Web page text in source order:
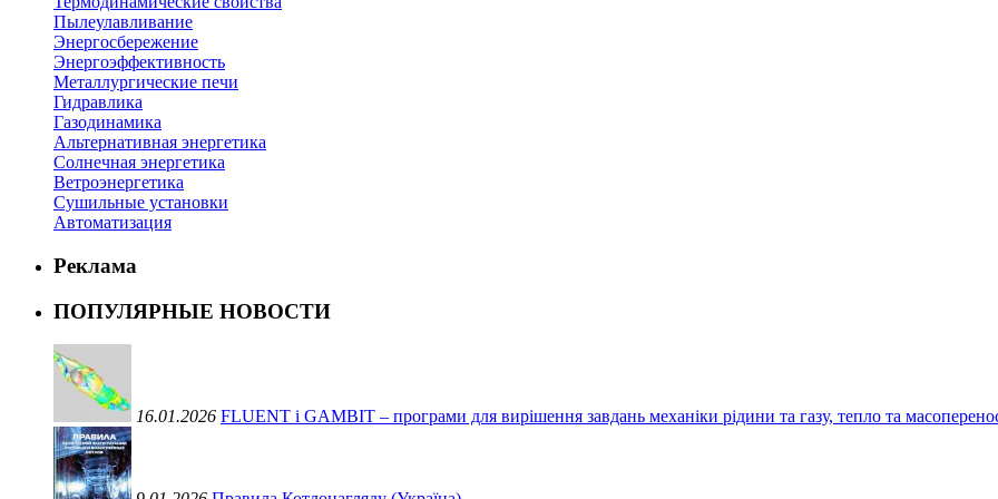
Пылеулавливание
Энергосбережение
Энергоэффективность
Металлургические печи
Гидравлика
Газодинамика
Альтернативная энергетика
Солнечная энергетика
Ветроэнергетика
Сушильные установки
Автоматизация
Реклама
ПОПУЛЯРНЫЕ НОВОСТИ
16.01.2026 FLUENT і GAMBIT – програми для вирішення завдань механіки рідини та газу, тепло та